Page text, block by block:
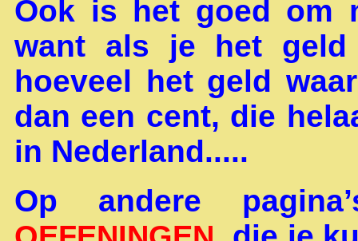
Ook is het goed om
want als je het
hoeveel het geld
dan een cent, die
in Nederland.....
Op andere